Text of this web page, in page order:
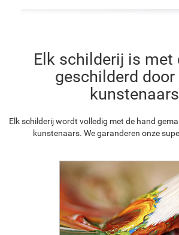
Elk schilderij is met
geschilderd door
kunstenaars
Elk schilderij wordt volledig met de hand
kunstenaars. We garanderen onze